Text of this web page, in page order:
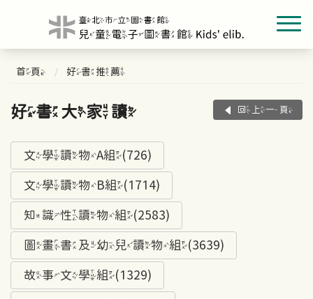
首頁 好書推薦
好書大家讀 回上一頁
文學讀物A組(726)
文學讀物B組(1714)
知識性讀物組(2583)
圖畫書及幼兒讀物組(3639)
故事文學組(1329)